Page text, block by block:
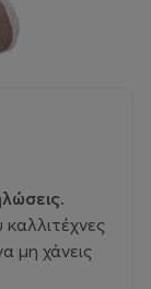
μη χάνεις